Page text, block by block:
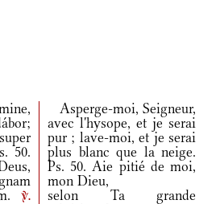
50.
v.
Asperge-moi, Seigneur,
avec l'hysope, et je serai
pur ; lave-moi, et je serai
plus blanc que la neige.
Ps. 50. Aie pitié de moi,
mon Dieu,
selon Ta grande